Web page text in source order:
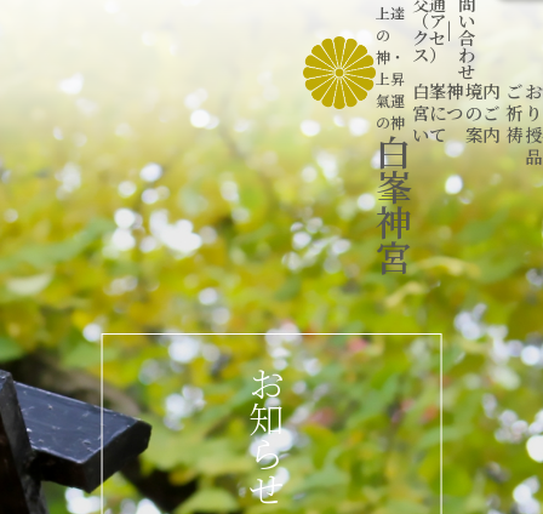
上達
の
神 ・
上昇
氣運
の神
白
峯
神
宮
（ア
クセ
ス）
| い
合
わ
せ
白峯神
宮につ
いて
境内
のご
案内
ご
祈
祷
品
お
知
ら
せ